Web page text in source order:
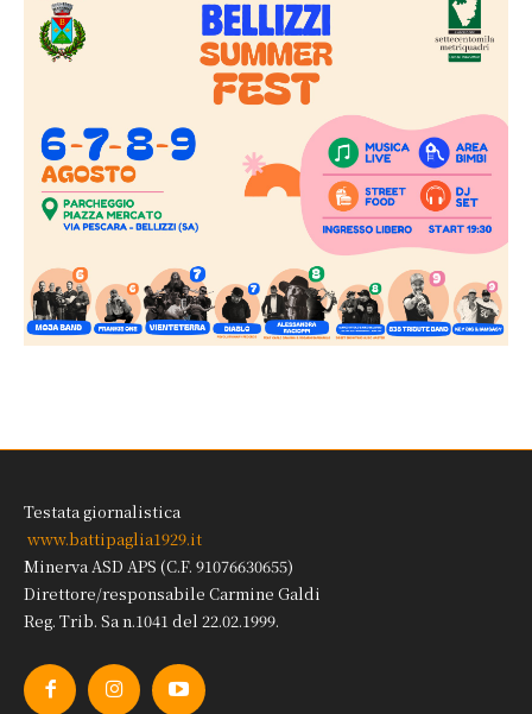
Testata giornalistica
www.battipaglia1929.it
Minerva ASD APS (C.F. 91076630655)
Direttore/responsabile Carmine Galdi
Reg. Trib. Sa n.1041 del 22.02.1999.